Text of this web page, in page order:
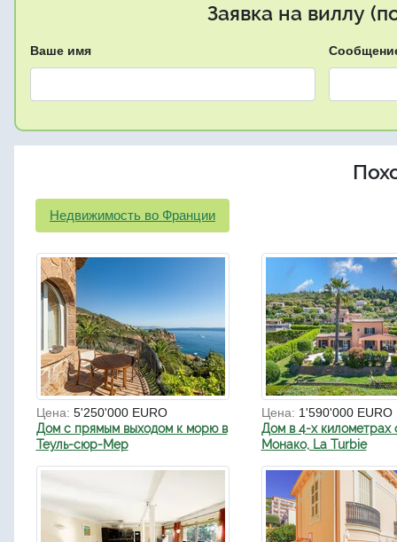
Заявка на виллу
Ваше имя
Недвижимость во Франции
Цена: 5'250'000 EURO
Дом с прямым выходом к морю в
Теуль-сюр-Мер
Цена: 1'590'000 EURO
Дом в 4-х километрах
Монако, La Turbie